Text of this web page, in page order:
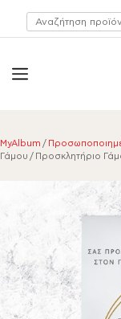
Αναζήτηση
για:
open
MyAlbum /
Γάμου / Προσκλητήριο